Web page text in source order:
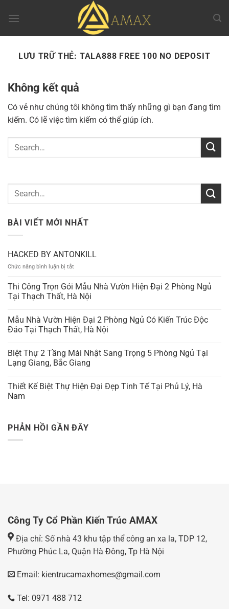
đến
LƯU TRỮ THẺ: TALA888 FREE 100 NO DEPOSIT
Không kết quả
Có vẻ như chúng tôi không tìm thấy những gì bạn đang tìm
kiếm. Có lẽ việc tìm kiếm có thể giúp ích.
BÀI VIẾT MỚI NHẤT
HACKED BY ANTONKILL
Chức năng bình luận bị tắt
BY
ANTONKILL
Thi Công Trọn Gói Mẫu Nhà Vườn Hiện Đại 2 Phòng Ngủ
Tại Thạch Thất, Hà Nội
Mẫu Nhà Vườn Hiện Đại 2 Phòng Ngủ Có Kiến Trúc Độc
Đáo Tại Thạch Thất, Hà Nội
Biệt Thự 2 Tầng Mái Nhật Sang Trọng 5 Phòng Ngủ Tại
Lạng Giang, Bắc Giang
Thiết Kế Biệt Thự Hiện Đại Đẹp Tinh Tế Tại Phủ Lý, Hà
Nam
PHẢN HỒI GẦN ĐÂY
Công Ty Cổ Phần Kiến Trúc AMAX
Địa chỉ: Số nhà 43 khu tập thể công an xa la, TDP 12,
Phường Phúc La, Quận Hà Đông, Tp Hà Nội
Email: kientrucamaxhomes@gmail.com
Tel: 0971 488 712